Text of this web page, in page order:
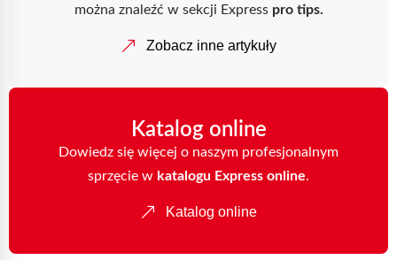
można znaleźć w sekcji Express pro tips.
Zobacz inne artykuły
Katalog online
Dowiedz się więcej o naszym profesjonalnym
sprzęcie w katalogu Express online.
Katalog online